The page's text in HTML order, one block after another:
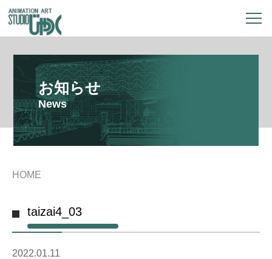
お知らせ
News
HOME
taizai4_03
2022.01.11